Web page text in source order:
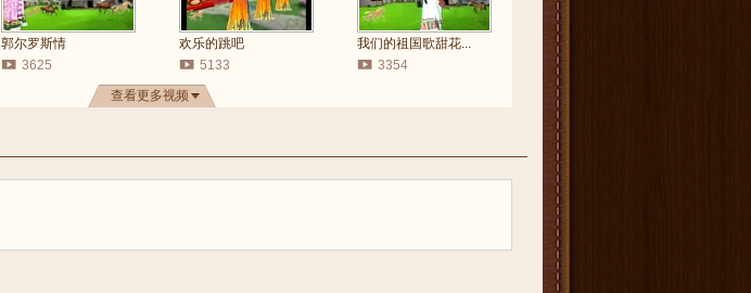
郭尔罗斯情
3625
欢乐的跳吧
5133
我们的祖国歌甜花...
3354
查看更多视频